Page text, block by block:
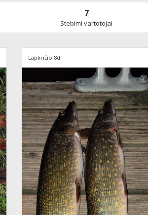
7
Stebimi vartotojai
Lapkričio 8d.